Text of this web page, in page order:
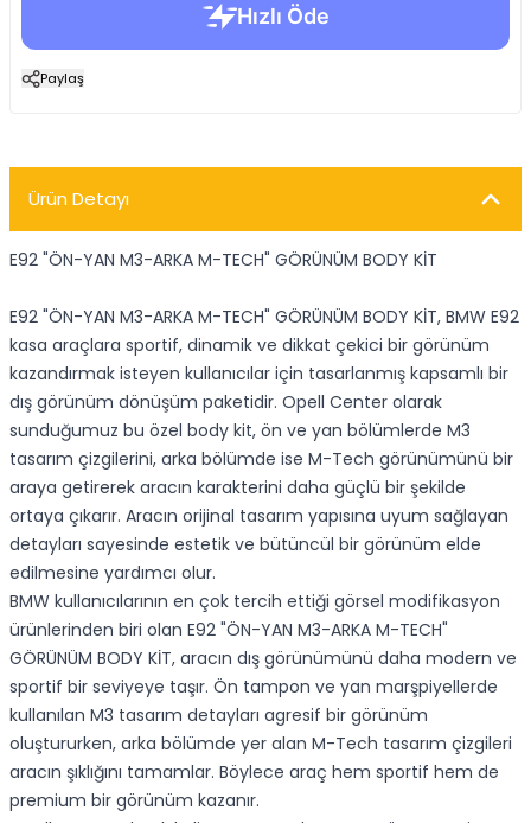
Paylaş
Ürün Detayı
E92 "ÖN-YAN M3-ARKA M-TECH" GÖRÜNÜM BODY KİT
E92 "ÖN-YAN M3-ARKA M-TECH" GÖRÜNÜM BODY KİT, BMW E92
kasa araçlara sportif, dinamik ve dikkat çekici bir görünüm
kazandırmak isteyen kullanıcılar için tasarlanmış kapsamlı bir
dış görünüm dönüşüm paketidir. Opell Center olarak
sunduğumuz bu özel body kit, ön ve yan bölümlerde M3
tasarım çizgilerini, arka bölümde ise M-Tech görünümünü bir
araya getirerek aracın karakterini daha güçlü bir şekilde
ortaya çıkarır. Aracın orijinal tasarım yapısına uyum sağlayan
detayları sayesinde estetik ve bütüncül bir görünüm elde
edilmesine yardımcı olur.
BMW kullanıcılarının en çok tercih ettiği görsel modifikasyon
ürünlerinden biri olan E92 "ÖN-YAN M3-ARKA M-TECH"
GÖRÜNÜM BODY KİT, aracın dış görünümünü daha modern ve
sportif bir seviyeye taşır. Ön tampon ve yan marşpiyellerde
kullanılan M3 tasarım detayları agresif bir görünüm
oluştururken, arka bölümde yer alan M-Tech tasarım çizgileri
aracın şıklığını tamamlar. Böylece araç hem sportif hem de
premium bir görünüm kazanır.